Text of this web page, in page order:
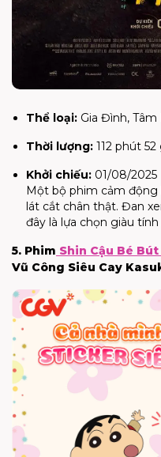
Thể loại: Gia Đình, Tâm
Thời lượng: 112 phút 52
Khởi chiếu: 01/08/2025
Một bộ phim cảm động
lát cắt chân thật. Đan
đây là lựa chọn giàu
5. Phim Shin Cậu Bé Bút
Vũ Công Siêu Cay